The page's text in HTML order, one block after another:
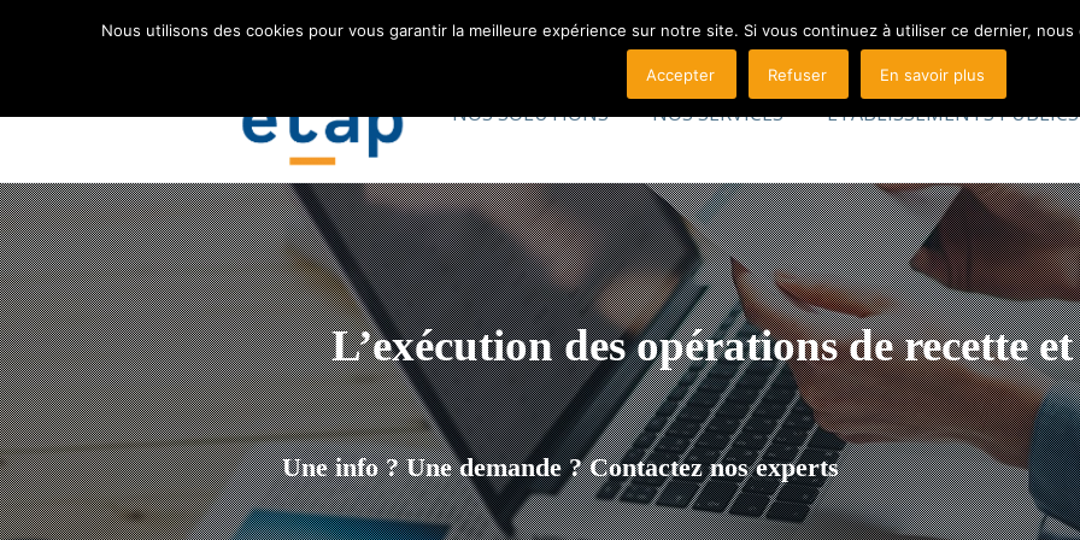
+33 (0)3 20 76 18 79 Assistance
NOS SOLUTIONS NOS SERVICES ÉTABLISSEMENTS PUBLICS
L’exécution des opérations de recette et
Une info ? Une demande ? Contactez nos experts
Nous utilisons des cookies pour vous garantir la meilleure expérience sur notre site. Si vous continuez à utiliser ce dernier,
Accepter Refuser En savoir plus